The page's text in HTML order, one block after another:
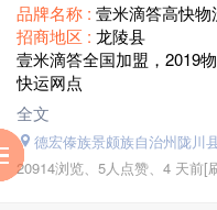
品牌名称 : 壹米滴答高快物
招商地区 : 龙陵县
壹米滴答全国加盟，2019
快运网点
全文
德宏傣族景颇族自治州陇川
20914浏览、 5人点赞、 4 天前[